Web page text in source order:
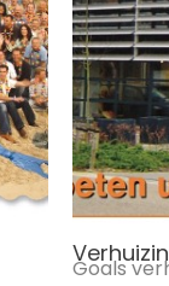
Goals